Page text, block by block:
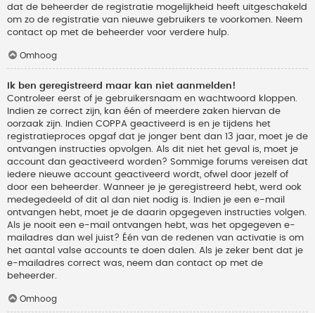
dat de beheerder de registratie mogelijkheid heeft uitgeschakeld
om zo de registratie van nieuwe gebruikers te voorkomen. Neem
contact op met de beheerder voor verdere hulp.
Omhoog
Ik ben geregistreerd maar kan niet aanmelden!
Controleer eerst of je gebruikersnaam en wachtwoord kloppen.
Indien ze correct zijn, kan één of meerdere zaken hiervan de
oorzaak zijn. Indien COPPA geactiveerd is en je tijdens het
registratieproces opgaf dat je jonger bent dan 13 jaar, moet je de
ontvangen instructies opvolgen. Als dit niet het geval is, moet je
account dan geactiveerd worden? Sommige forums vereisen dat
iedere nieuwe account geactiveerd wordt, ofwel door jezelf of
door een beheerder. Wanneer je je geregistreerd hebt, werd ook
medegedeeld of dit al dan niet nodig is. Indien je een e-mail
ontvangen hebt, moet je de daarin opgegeven instructies volgen.
Als je nooit een e-mail ontvangen hebt, was het opgegeven e-
mailadres dan wel juist? Één van de redenen van activatie is om
het aantal valse accounts te doen dalen. Als je zeker bent dat je
e-mailadres correct was, neem dan contact op met de
beheerder.
Omhoog